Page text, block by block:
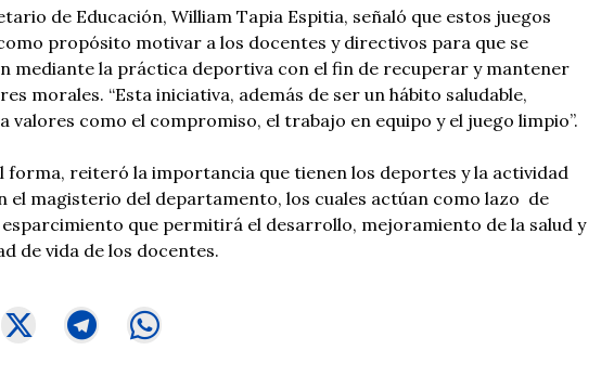
de Educación, William Tapia Espitia, señaló que estos juegos
propósito motivar a los docentes y directivos para que se
mediante la práctica deportiva con el fin de recuperar y mantener
morales. “Esta iniciativa, además de ser un hábito saludable,
valores como el compromiso, el trabajo en equipo y el juego limpio”.
forma, reiteró la importancia que tienen los deportes y la actividad
el magisterio del departamento, los cuales actúan como lazo de
que permitirá el desarrollo, mejoramiento de la salud y
de vida de los docentes.